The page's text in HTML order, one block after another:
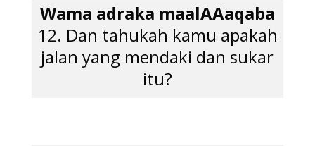
Wama adraka maalAAaqaba
12. Dan tahukah kamu apakah
jalan yang mendaki dan sukar
itu?